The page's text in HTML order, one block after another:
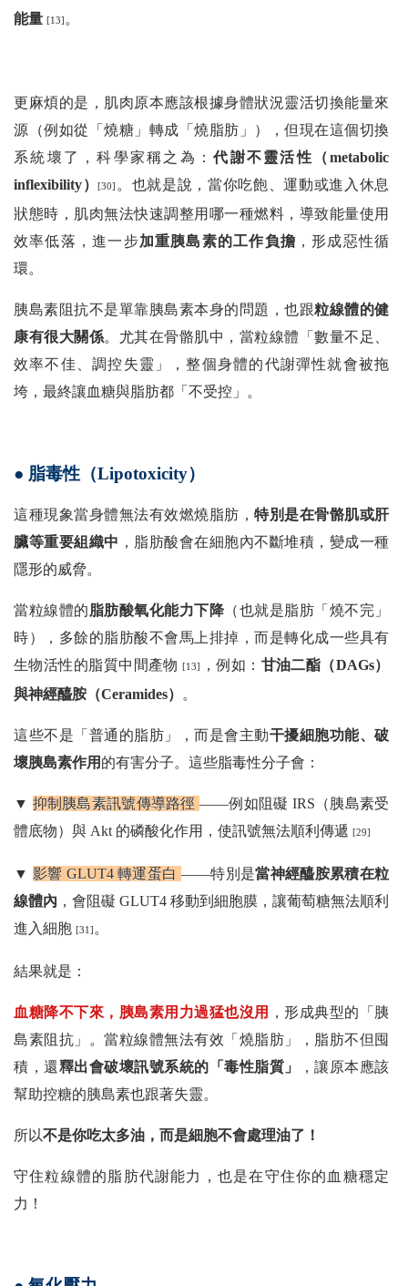
能量 [13] 。
更麻煩的是，肌肉原本應該根據身體狀況靈活切換能量來
源（例如從「燒糖」轉成「燒脂肪」），但現在這個切換
系統壞了，科學家稱之為：代謝不靈活性（metabolic
inflexibility）[30] 。也就是說，當你吃飽、運動或進入休息
狀態時，肌肉無法快速調整用哪一種燃料，導致能量使用
效率低落，進一步加重胰島素的工作負擔 ，形成惡性循
環。
胰島素阻抗不是單靠胰島素本身的問題，也跟粒線體的健
康有很大關係。尤其在骨骼肌中，當粒線體「數量不足、
效率不佳、調控失靈」，整個身體的代謝彈性就會被拖
垮，最終讓血糖與脂肪都「不受控」。
● 脂毒性（Lipotoxicity）
這種現象當身體無法有效燃燒脂肪，特別是在骨骼肌或肝
臟等重要組織中 ，脂肪酸會在細胞內不斷堆積，變成一種
隱形的威脅。
當粒線體的脂肪酸氧化能力下降 （也就是脂肪「燒不完」
時），多餘的脂肪酸不會馬上排掉，而是轉化成一些具有
生物活性的脂質中間產物[13] ，例如： 甘油二酯（DAGs）
與神經醯胺（Ceramides）
。
這些不是「普通的脂肪」，而是會主動干擾細胞功能、破
壞胰島素作用 的有害分子。這些脂毒性分子會：
▼ 抑制胰島素訊號傳導路徑——例如阻礙 IRS（胰島素受
體底物）與 Akt 的磷酸化作用，使訊號無法順利傳遞 [29]
▼ 影響 GLUT4 轉運蛋白 ——特別是當神經醯胺累積在粒
線體內 ，會阻礙 GLUT4 移動到細胞膜，讓葡萄糖無法順利
進入細胞 [31] 。
結果就是：
血糖降不下來，胰島素用力過猛也沒用
，形成典型的「胰
島素阻抗」。當粒線體無法有效「燒脂肪」，脂肪不但囤
積，還釋出會破壞訊號系統的「毒性脂質」
，讓原本應該
幫助控糖的胰島素也跟著失靈。
所以不是你吃太多油，而是細胞不會處理油了！
守住粒線體的脂肪代謝能力，也是在守住你的血糖穩定
力！